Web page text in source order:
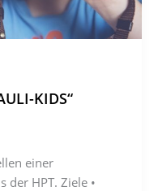
KIDS“
einer
der HPT. Ziele •